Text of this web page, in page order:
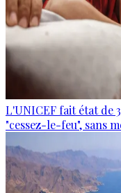
L'UNICEF fait état de
"cessez-le-feu", sans